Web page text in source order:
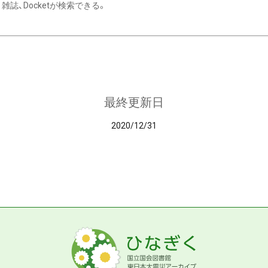
雑誌、Docketが検索できる。
最終更新日
2020/12/31